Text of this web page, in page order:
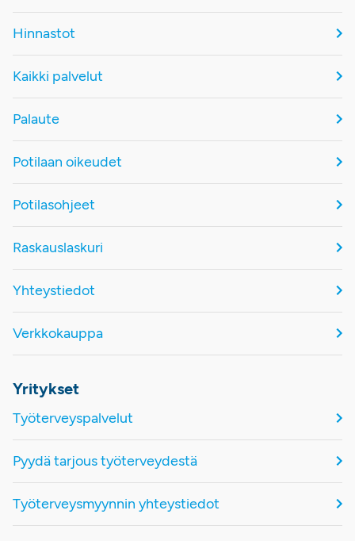
Hinnastot
Kaikki palvelut
Palaute
Potilaan oikeudet
Potilasohjeet
Raskauslaskuri
Yhteystiedot
Verkkokauppa
Yritykset
Työterveyspalvelut
Pyydä tarjous työterveydestä
Työterveysmyynnin yhteystiedot